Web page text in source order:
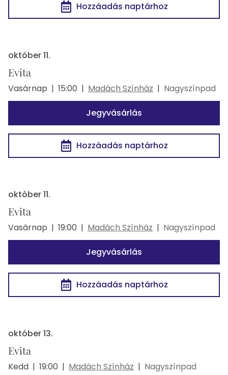
Hozzáadás naptárhoz
október 11.
Evita
Vasárnap | 15:00 | Madách Színház | Nagyszínpad
Jegyvásárlás
Hozzáadás naptárhoz
október 11.
Evita
Vasárnap | 19:00 | Madách Színház | Nagyszínpad
Jegyvásárlás
Hozzáadás naptárhoz
október 13.
Evita
Kedd | 19:00 | Madách Színház | Nagyszínpad